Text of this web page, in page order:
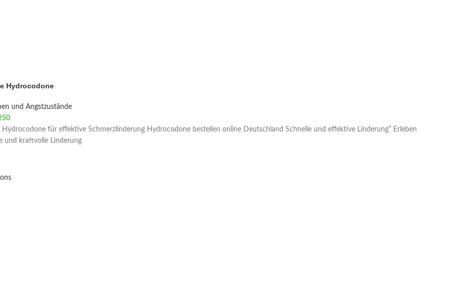
Hydrocodone
und Angstzustände
Hydrocodone für effektive Schmerzlinderung Hydrocodone bestellen online Deutschland Schnelle und effektive Linderung” Erleben
und kraftvolle Linderung